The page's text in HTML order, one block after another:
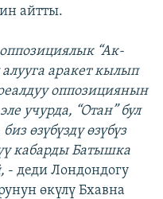
айтты.
“Ак-
аракет кылып
оппозициянын
учурда, “Отан” бул
өзүбүздү өзүбүз
кабарды Батышка
- деди Лондондогу
өкүлү Бхавна